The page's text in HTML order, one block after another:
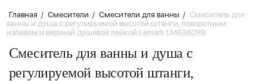
Главная / Смесители / Смесители для ванны / Смеситель для
ванны и душа с регулируемой высотой штанги, поворотным
изливом и верхней душевой лейкой Lemark LM6362RB
Смеситель для ванны и душа с
регулируемой высотой штанги,